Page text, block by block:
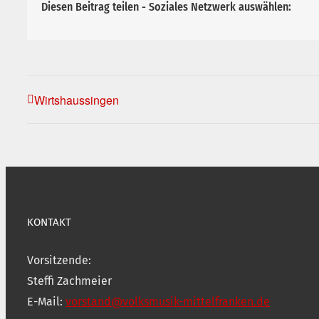
Diesen Beitrag teilen - Soziales Netzwerk auswählen:
Wirtshaussingen
KONTAKT
Vorsitzende:
Steffi Zachmeier
E-Mail: vorstand@volksmusik-mittelfranken.de